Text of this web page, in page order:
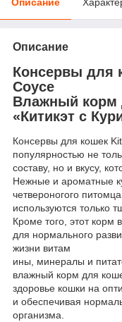
Описание
Консервы для
Соусе
Влажный корм
«Китикэт с
Консервы для кошек
популярностью не
составу, но и вкусу,
Нежные и ароматные
четвероногого
используются только
Кроме того, этот
для нормального
жизни витам
ины, минералы и
влажный корм для
здоровье кошки на
и обеспечивая
организма.